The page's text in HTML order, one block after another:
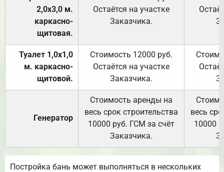
2,0х3,0 м.
каркасно-
щитовая.
Остаётся на участке
Заказчика.
Туалет 1,0х1,0
м. каркасно-
щитовой.
Стоимость 12000 руб.
Остаётся на участке
Заказчика.
Генератор
Стоимость аренды на
весь срок строительства
10000 руб. ГСМ за счёт
Заказчика.
весь
10000
Постройка бань может выполняться в нескольких